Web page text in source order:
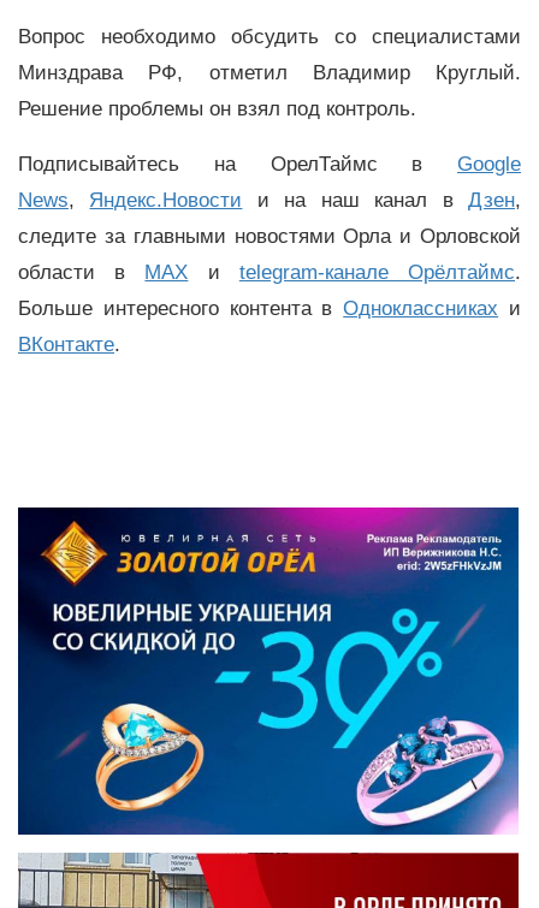
Вопрос необходимо обсудить со специалистами
Минздрава РФ, отметил Владимир Круглый.
Решение проблемы он взял под контроль.
Подписывайтесь на ОрелТаймс в Google
News, Яндекс.Новости и на наш канал вДзен,
следите за главными новостями Орла и Орловской
области в MAX и telegram-канале Орёлтаймс.
Больше интересного контента вОдноклассниках и
ВКонтакте.